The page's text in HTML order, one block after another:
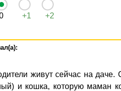
+1 +2
живут сейчас на
и кошка, которую маман